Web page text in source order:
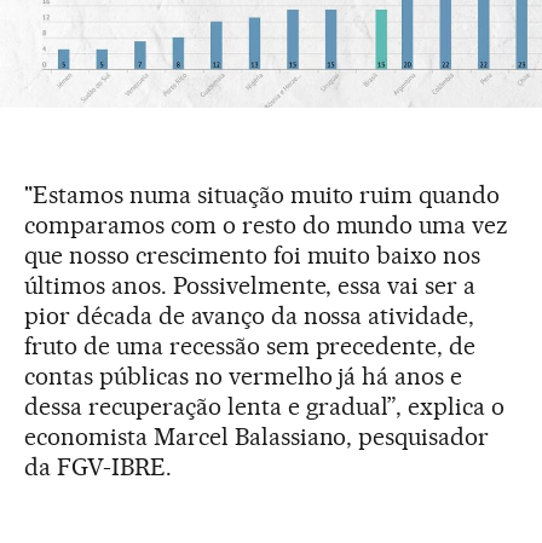
"Estamos numa situação muito ruim quando
comparamos com o resto do mundo uma vez
que nosso crescimento foi muito baixo nos
últimos anos. Possivelmente, essa vai ser a
pior década de avanço da nossa atividade,
fruto de uma recessão sem precedente, de
contas públicas no vermelho já há anos e
dessa recuperação lenta e gradual”, explica o
economista Marcel Balassiano, pesquisador
da FGV-IBRE.